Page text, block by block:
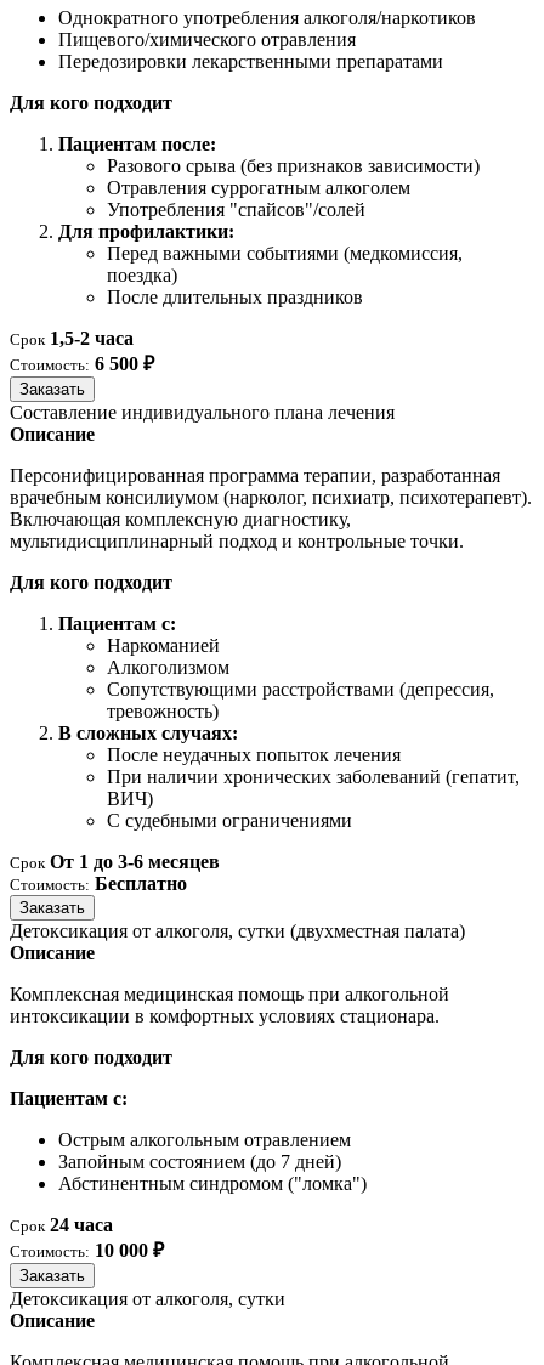
Однократного употребления алкоголя/наркотиков
Пищевого/химического отравления
Передозировки лекарственными препаратами
Для кого подходит
Пациентам после:
Разового срыва (без признаков зависимости)
Отравления суррогатным алкоголем
Употребления "спайсов"/солей
Для профилактики:
Перед важными событиями (медкомиссия,
поездка)
После длительных праздников
Срок 1,5-2 часа
Стоимость: 6 500 ₽
Заказать
Составление индивидуального плана лечения
Описание
Персонифицированная программа терапии, разработанная
врачебным консилиумом (нарколог, психиатр, психотерапевт).
Включающая комплексную диагностику,
мультидисциплинарный подход и контрольные точки.
Для кого подходит
Пациентам с:
Наркоманией
Алкоголизмом
Сопутствующими расстройствами (депрессия,
тревожность)
В сложных случаях:
После неудачных попыток лечения
При наличии хронических заболеваний (гепатит,
ВИЧ)
С судебными ограничениями
Срок От 1 до 3-6 месяцев
Стоимость: Бесплатно
Заказать
Детоксикация от алкоголя, сутки (двухместная палата)
Описание
Комплексная медицинская помощь при алкогольной
интоксикации в комфортных условиях стационара.
Для кого подходит
Пациентам с:
Острым алкогольным отравлением
Запойным состоянием (до 7 дней)
Абстинентным синдромом ("ломка")
Срок 24 часа
Стоимость: 10 000 ₽
Заказать
Детоксикация от алкоголя, сутки
Описание